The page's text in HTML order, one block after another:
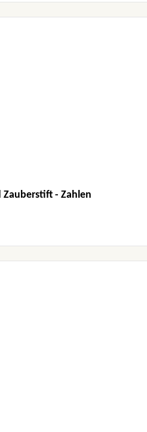
- Zahlen